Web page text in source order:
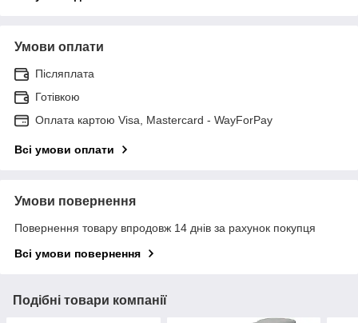
Умови оплати
Післяплата
Готівкою
Оплата картою Visa, Mastercard - WayForPay
Всі умови оплати
Умови повернення
Повернення товару впродовж 14 днів за рахунок покупця
Всі умови повернення
Подібні товари компанії